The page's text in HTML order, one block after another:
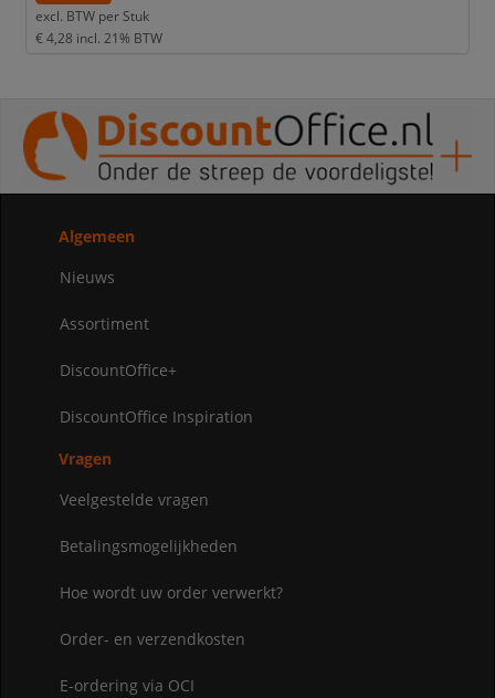
excl. BTW per Stuk
€ 4,28 incl. 21% BTW
Algemeen
Nieuws
Assortiment
DiscountOffice+
DiscountOffice Inspiration
Vragen
Veelgestelde vragen
Betalingsmogelijkheden
Hoe wordt uw order verwerkt?
Order- en verzendkosten
E-ordering via OCI